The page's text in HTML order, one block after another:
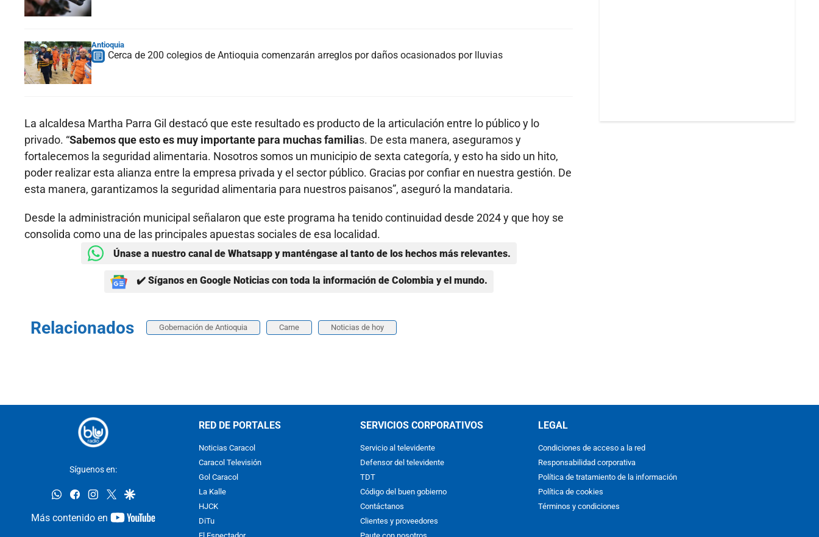
Antioquia
Cerca de 200 colegios de Antioquia comenzarán arreglos por daños ocasionados por lluvias
La alcaldesa Martha Parra Gil destacó que este resultado es producto de la articulación entre lo público y lo
privado. “Sabemos que esto es muy importante para muchas familias. De esta manera, aseguramos y
fortalecemos la seguridad alimentaria. Nosotros somos un municipio de sexta categoría, y esto ha sido un hito,
poder realizar esta alianza entre la empresa privada y el sector público. Gracias por confiar en nuestra gestión. De
esta manera, garantizamos la seguridad alimentaria para nuestros paisanos”, aseguró la mandataria.
Desde la administración municipal señalaron que este programa ha tenido continuidad desde 2024 y que hoy se
consolida como una de las principales apuestas sociales de esa localidad.
Únase a nuestro canal de Whatsapp y manténgase al tanto de los hechos más relevantes.
✔️ Síganos en Google Noticias con toda la información de Colombia y el mundo.
Relacionados Gobernación de Antioquia Carne Noticias de hoy
Síguenos en:
whatsappfacebookinstagram
twittergoogle
Más contenido en
youtube-
RED DE PORTALES
Noticias Caracol
Caracol Televisión
Gol Caracol
La Kalle
HJCK
DiTu
SERVICIOS CORPORATIVOS
Servicio al televidente
Defensor del televidente
TDT
Código del buen gobierno
Contáctanos
Clientes y proveedores
LEGAL
Condiciones de acceso a la red
Responsabilidad corporativa
Política de tratamiento de la información
Política de cookies
Términos y condiciones